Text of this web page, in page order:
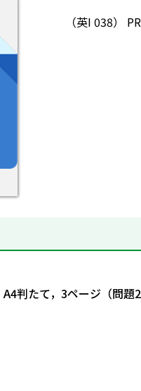
（英I 038）
A4判たて，3ページ（問題